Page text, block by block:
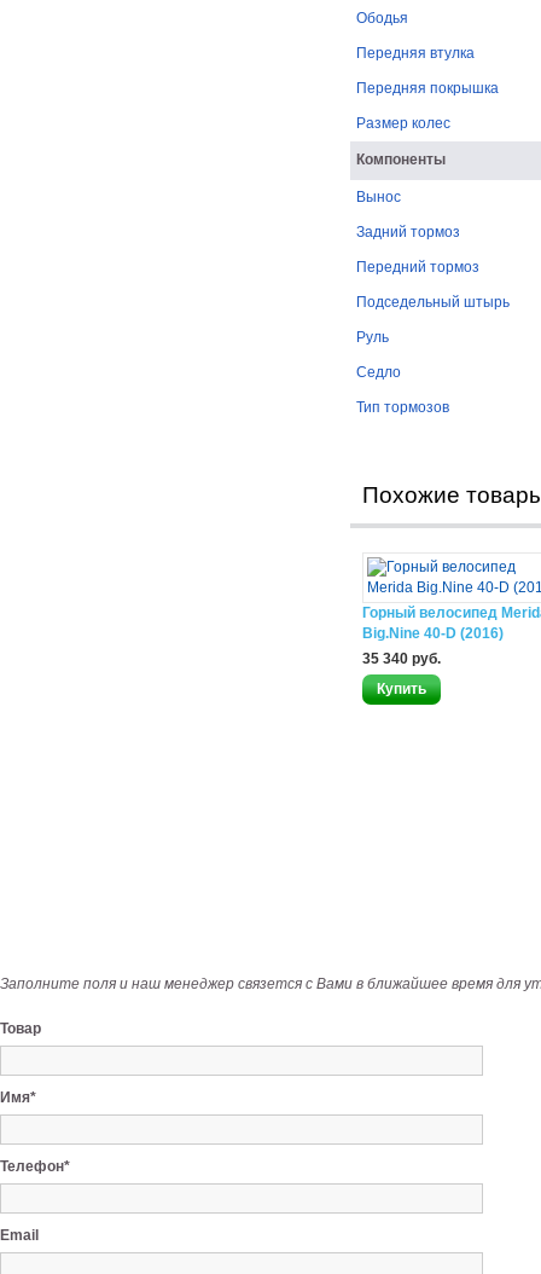
Ободья
Передняя втулка
Передняя покрышка
Размер колес
Компоненты
Вынос
Задний тормоз
Передний тормоз
Подседельный штырь
Руль
Седло
Тип тормозов
Похожие
Горный велосипед
Big.Nine 40-D (2016)
35 340 руб.
Заполните поля и наш менеджер связется с Вами в ближайшее время для
Товар
Имя*
Телефон*
Email